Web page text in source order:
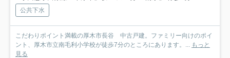
公共下水
こだわりポイント満載の厚木市長谷 中古戸建。ファミリー向けのポイ
ント、厚木市立南毛利小学校が徒歩7分のところにあります。...
もっと
見る